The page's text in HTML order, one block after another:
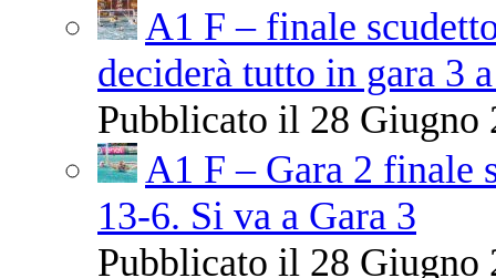
A1 F – finale
deciderà tutto in gara 3
Pubblicato il 28 Giugno
A1 F – Gara 2 finale
13-6. Si va a Gara 3
Pubblicato il 28 Giugno